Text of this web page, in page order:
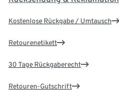
Kostenlose Rückgabe / Umtausch
Retourenetikett
30 Tage Rückgaberecht
Retouren-Gutschrift